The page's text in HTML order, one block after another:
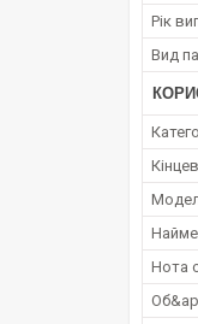
Рік
Вид
Нота